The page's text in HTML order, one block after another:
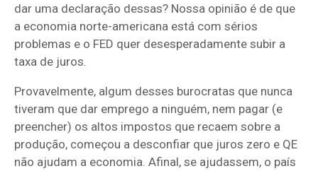
dar uma declaração dessas? Nossa opinião é de que
a economia norte-americana está com sérios
problemas e o FED quer desesperadamente subir a
taxa de juros.
Provavelmente, algum desses burocratas que nunca
tiveram que dar emprego a ninguém, nem pagar (e
preencher) os altos impostos que recaem sobre a
produção, começou a desconfiar que juros zero e QE
não ajudam a economia. Afinal, se ajudassem, o país